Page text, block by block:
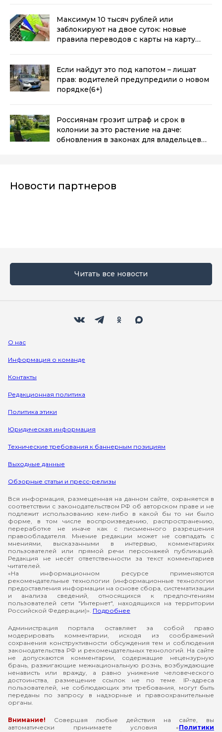
Максимум 10 тысяч рублей или
заблокируют на двое суток: новые
правила переводов с карты на карту
Если найдут это под капотом – лишат
прав: водителей предупредили о новом
порядке(6+)
Россиянам грозит штраф и срок в
колонии за это растение на даче:
обновления в законах для владельцев
Новости партнеров
Читать все новости
О нас
Информация о команде
Контакты
Редакционная политика
Политика этики
Юридическая информация
Технические требования к баннерным позициям
Выходные данные
Обзорные статьи и пресс-релизы
Вся информация, размещенная на данном сайте, охраняется в
соответствии с законодательством РФ об авторском праве и не
подлежит использованию кем-либо в какой бы то ни было
форме, в том числе воспроизведению, распространению,
переработке не иначе как с письменного разрешения
правообладателя. Мнение редакции может не совпадать с
мнениями, высказанными в интервью, комментариях
пользователей или прямой речи персонажей публикаций.
Редакция не несёт ответственности за текст комментариев
читателей.
«На информационном ресурсе применяются
рекомендательные технологии (информационные технологии
предоставления информации на основе сбора, систематизации
и анализа сведений, относящихся к предпочтениям
пользователей сети "Интернет", находящихся на территории
Российской Федерации)». Подробнее
Администрация портала оставляет за собой право
модерировать комментарии, исходя из соображений
сохранения конструктивности обсуждения тем и соблюдения
законодательства РФ и рекомендательных технологий. На сайте
не допускаются комментарии, содержащие нецензурную
брань, разжигающие межнациональную рознь, возбуждающие
ненависть или вражду, а равно унижение человеческого
достоинства, размещение ссылок не по теме. IP-адреса
пользователей, не соблюдающих эти требования, могут быть
переданы по запросу в надзорные и правоохранительные
органы.
Внимание! Совершая любые действия на сайте, вы
автоматически принимаете условия «Политики